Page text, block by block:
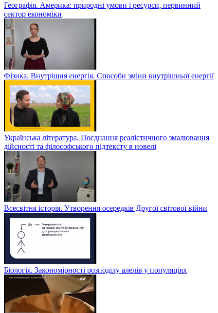
Географія. Америка: природні умови і ресурси, первинний
сектор економіки
Фізика. Внутрішня енергія. Способи зміни внутрішньої енергії
Українська література. Поєднання реалістичного змалювання
дійсності та філософського підтексту в новелі
Всесвітня історія. Утворення осередків Другої світової війни
Біологія. Закономірності розподілу алелів у популяціях